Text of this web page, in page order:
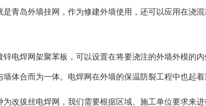
青岛外墙挂网，作为修建外墙使用，还可以应用在浇
电焊网架聚苯板，可以设置在将要浇注的外墙外模的
体合而为一体。电焊网在外墙的保温防裂工程中也起着
改拔丝电焊网，我们需要根据区域、施工单位要求来进